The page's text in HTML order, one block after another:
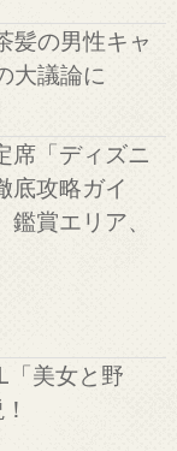
髪の男性キャ
大議論に
席「ディズニ
底攻略ガイ
賞エリア、
「美女と野